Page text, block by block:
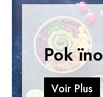
Pok ïno
Voir Plus
Voir Plus